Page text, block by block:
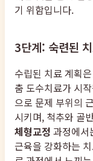
기 위함입니다.
3단계: 숙련된
수립된 치료 계획
춤 도수치료가 시
으로 문제 부위의
시키며, 척추와 골
체형교정 과정에서
근육을 강화하는